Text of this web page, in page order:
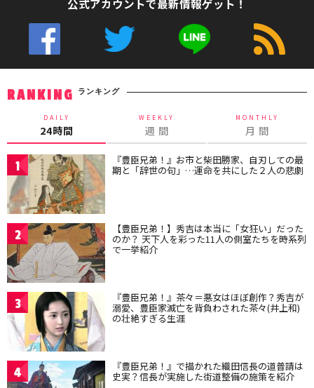
公式アカウントで最新情報ゲット！
RANKING ランキング
DAILY
24時間
WEEKLY
週 間
MONTHLY
月 間
1 『豊臣兄弟！』お市と柴田勝家、自刃しての最
期と「辞世の句」…運命を共にした２人の悲劇
2 【豊臣兄弟！】秀吉は本当に「女狂い」だった
のか？ 天下人を彩った11人の側室たちを時系列
で一挙紹介
3 『豊臣兄弟！』茶々＝悪女はほぼ創作？秀吉が
溺愛、豊臣家滅亡を背負わされた茶々(井上和)
の壮絶すぎる生涯
4 『豊臣兄弟！』で描かれた織田信長の道普請は
史実？信長が実施した街道整備の施策を紹介